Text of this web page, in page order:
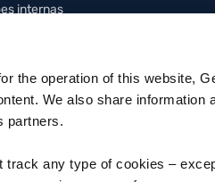
the operation of this website,
We also share information
partners.
track any type of cookies –
internas